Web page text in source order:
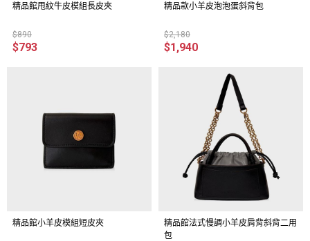
精品館甩紋牛皮模組長皮夾
$890
$793
精品款小羊皮泡泡蛋斜背包
$2,180
$1,940
精品館小羊皮模組短皮夾
精品館法式慢調小羊皮肩背斜背二用
包